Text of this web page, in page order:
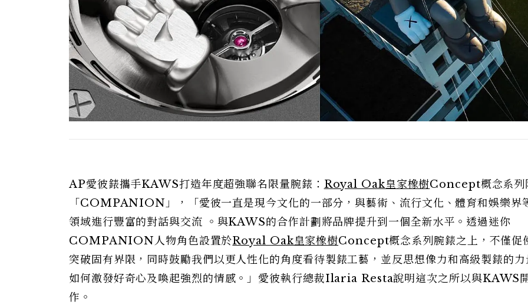
AP愛彼錶攜手KAWS打造年度超強聯名限量腕錶： Royal Oak皇家橡樹Concept概念系列
「COMPANION」，「愛彼一直是現今文化的一部分，與藝術、流行文化、體育和娛樂界
領域進行豐富的對話與交流 。與KAWS的合作計劃將品牌提升到一個全新水平。透過迷你
COMPANION人物角色設置於Royal Oak皇家橡樹Concept概念系列腕錶之上，不僅促
突破固有界限，同時鼓勵我們以更人性化的角度看待製錶工藝，並反思想像力和高級製錶的
如何激發好奇心及喚起強烈的情感。」愛彼執行總裁Ilaria Resta說明這次之所以與KAWS
作。